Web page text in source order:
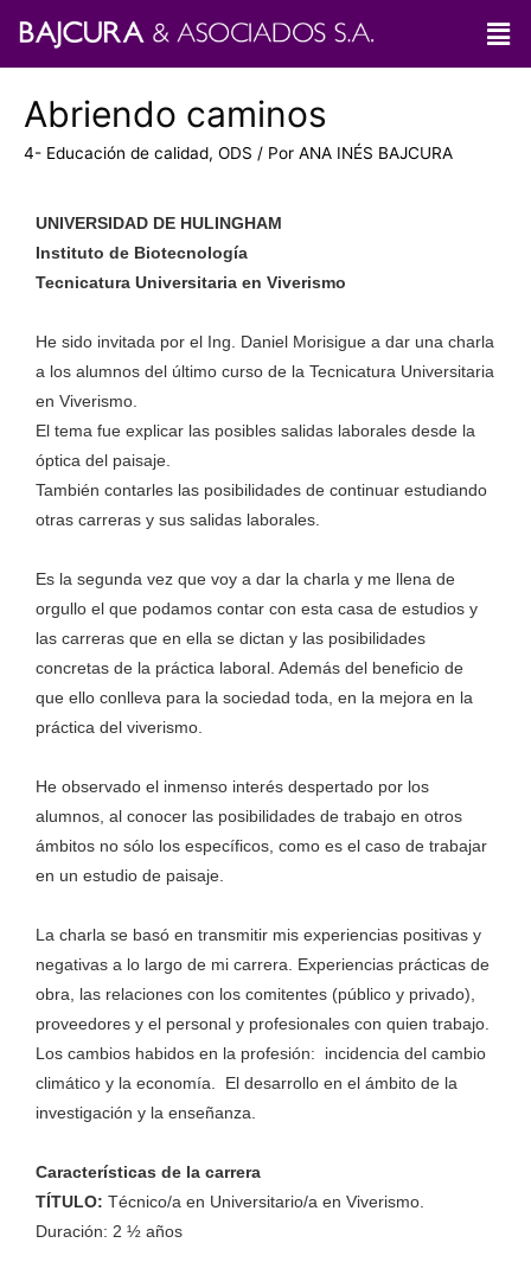
Abriendo caminos
4- Educación de calidad, ODS / Por ANA INÉS BAJCURA
UNIVERSIDAD DE HULINGHAM
Instituto de Biotecnología
Tecnicatura Universitaria en Viverismo
He sido invitada por el Ing. Daniel Morisigue a dar una charla
a los alumnos del último curso de la Tecnicatura Universitaria
en Viverismo.
El tema fue explicar las posibles salidas laborales desde la
óptica del paisaje.
También contarles las posibilidades de continuar estudiando
otras carreras y sus salidas laborales.
Es la segunda vez que voy a dar la charla y me llena de
orgullo el que podamos contar con esta casa de estudios y
las carreras que en ella se dictan y las posibilidades
concretas de la práctica laboral. Además del beneficio de
que ello conlleva para la sociedad toda, en la mejora en la
práctica del viverismo.
He observado el inmenso interés despertado por los
alumnos, al conocer las posibilidades de trabajo en otros
ámbitos no sólo los específicos, como es el caso de trabajar
en un estudio de paisaje.
La charla se basó en transmitir mis experiencias positivas y
negativas a lo largo de mi carrera. Experiencias prácticas de
obra, las relaciones con los comitentes (público y privado),
proveedores y el personal y profesionales con quien trabajo.
Los cambios habidos en la profesión: incidencia del cambio
climático y la economía. El desarrollo en el ámbito de la
investigación y la enseñanza.
Características de la carrera
TÍTULO: Técnico/a en Universitario/a en Viverismo.
Duración: 2 ½ años